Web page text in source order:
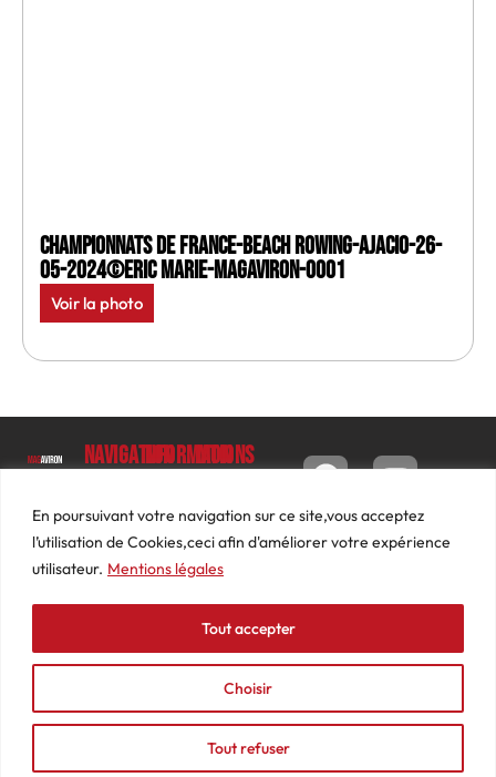
En poursuivant votre navigation sur ce site,vous acceptez
l’utilisation de Cookies,ceci afin d'améliorer votre expérience
utilisateur. Mentions légales
Choisir
Tout refuser
Tout accepter
Championnats de France-Beach rowing-Ajacio-26-
05-2024©Eric Marie-MagAviron-0001
Voir la photo
Luc
Barbier
69640
74
87
contact@mediasaviron.fr
Navigation
Le
Magazine
Photos
Actualités
Podcasts
Informations
Conditions
générales
de ventes
Mentions
légales
Mon
Tableau
de bord
Commandes
Adresses
Détails
du
compte